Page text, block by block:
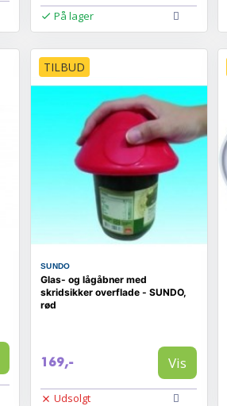
På lager
TILBUD
SUNDO
Glas- og lågåbner med
skridsikker overflade - SUNDO,
rød
169,- Vis
Udsolgt